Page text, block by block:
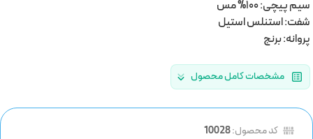
سیم پیچی: 100% مس
شفت: استنلس استیل
پروانه: برنج
مشخصات کامل محصول
کد محصول:10028